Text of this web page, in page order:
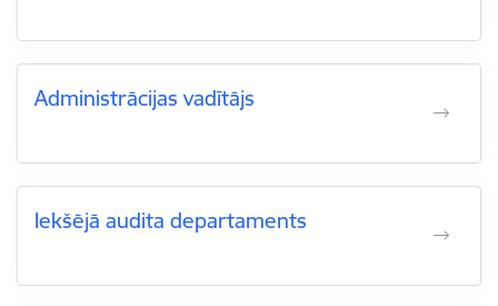
Administrācijas vadītājs
Iekšējā audita departaments